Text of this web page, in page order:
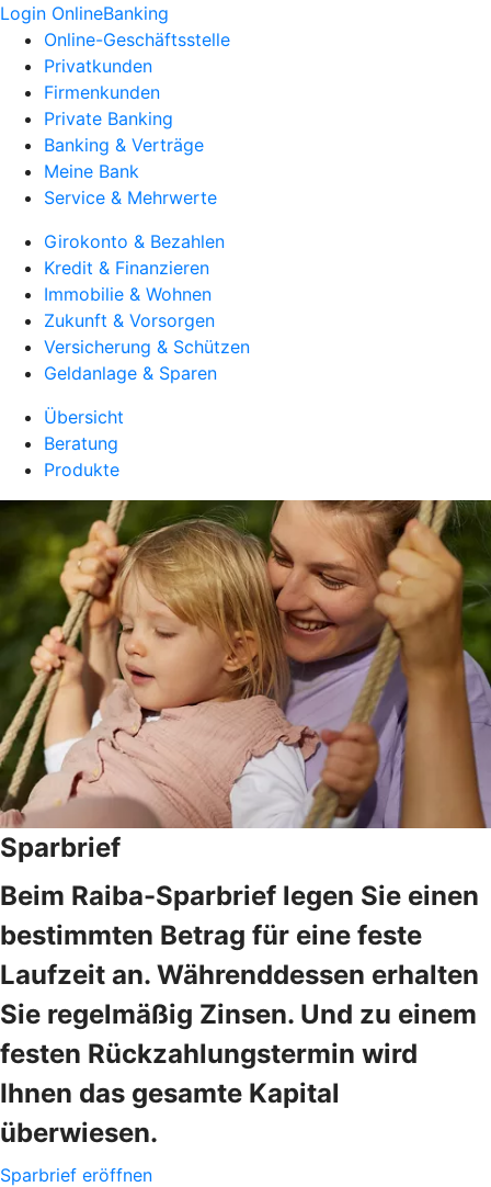
Login OnlineBanking
Online-Geschäftsstelle
Privatkunden
Firmenkunden
Private Banking
Banking & Verträge
Meine Bank
Service & Mehrwerte
Girokonto & Bezahlen
Kredit & Finanzieren
Immobilie & Wohnen
Zukunft & Vorsorgen
Versicherung & Schützen
Geldanlage & Sparen
Übersicht
Beratung
Produkte
Sparbrief
Beim Raiba-Sparbrief legen Sie einen
bestimmten Betrag für eine feste
Laufzeit an. Währenddessen erhalten
Sie regelmäßig Zinsen. Und zu einem
festen Rückzahlungstermin wird
Ihnen das gesamte Kapital
überwiesen.
Sparbrief eröffnen